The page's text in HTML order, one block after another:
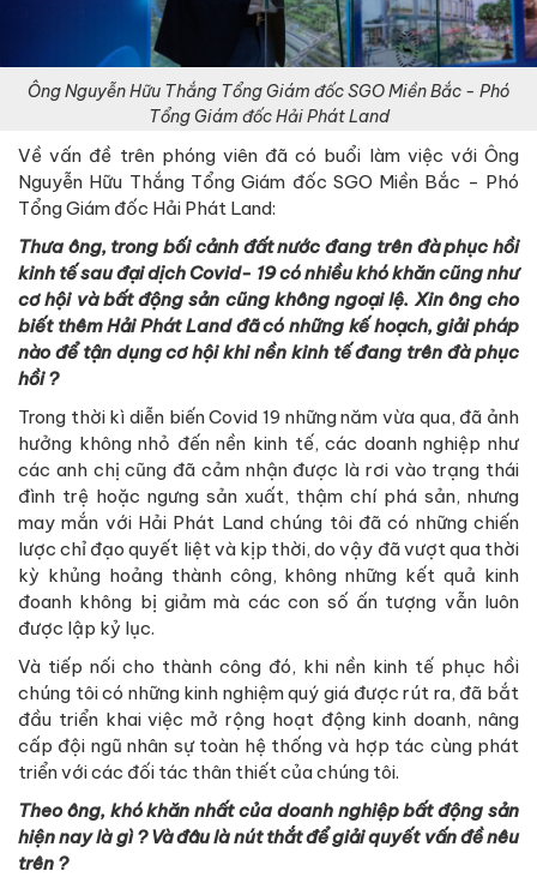
Ông Nguyễn Hữu Thắng Tổng Giám đốc SGO Miền Bắc - Phó
Tổng Giám đốc Hải Phát Land
Về vấn đề trên phóng viên đã có buổi làm việc với Ông
Nguyễn Hữu Thắng Tổng Giám đốc SGO Miền Bắc - Phó
Tổng Giám đốc Hải Phát Land:
Thưa ông, trong bối cảnh đất nước đang trên đà phục hồi
kinh tế sau đại dịch Covid- 19 có nhiều khó khăn cũng như
cơ hội và bất động sản cũng không ngoại lệ. Xin ông cho
biết thêm Hải Phát Land đã có những kế hoạch, giải pháp
nào để tận dụng cơ hội khi nền kinh tế đang trên đà phục
hồi ?
Trong thời kì diễn biến Covid 19 những năm vừa qua, đã ảnh
hưởng không nhỏ đến nền kinh tế, các doanh nghiệp như
các anh chị cũng đã cảm nhận được là rơi vào trạng thái
đình trệ hoặc ngưng sản xuất, thậm chí phá sản, nhưng
may mắn với Hải Phát Land chúng tôi đã có những chiến
lược chỉ đạo quyết liệt và kịp thời, do vậy đã vượt qua thời
kỳ khủng hoảng thành công, không những kết quả kinh
đoanh không bị giảm mà các con số ấn tượng vẫn luôn
được lập kỷ lục.
Và tiếp nối cho thành công đó, khi nền kinh tế phục hồi
chúng tôi có những kinh nghiệm quý giá được rút ra, đã bắt
đầu triển khai việc mở rộng hoạt động kinh doanh, nâng
cấp đội ngũ nhân sự toàn hệ thống và hợp tác cùng phát
triển với các đối tác thân thiết của chúng tôi.
Theo ông, khó khăn nhất của doanh nghiệp bất động sản
hiện nay là gì ? Và đâu là nút thắt để giải quyết vấn đề nêu
trên ?